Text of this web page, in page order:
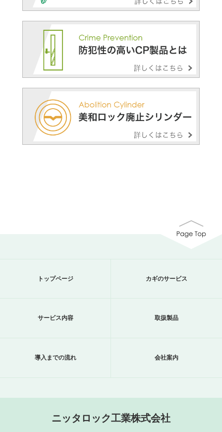
トップページ カギのサービス
サービス内容 取扱製品
導入までの流れ 会社案内
ニッタロック工業株式会社